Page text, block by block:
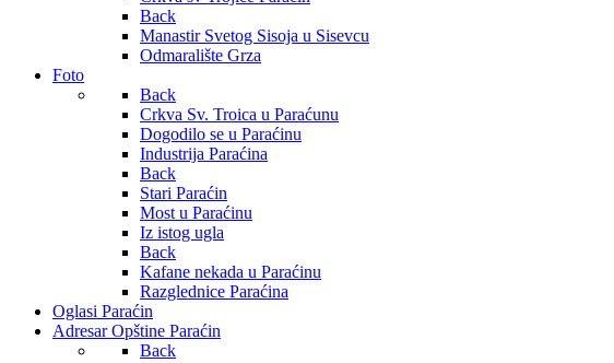
Back
Manastir Svetog Sisoja u Sisevcu
Odmaralište Grza
Foto
Back
Crkva Sv. Troica u Paraćunu
Dogodilo se u Paraćinu
Industrija Paraćina
Back
Stari Paraćin
Most u Paraćinu
Iz istog ugla
Back
Kafane nekada u Paraćinu
Razglednice Paraćina
Oglasi Paraćin
Adresar Opštine Paraćin
Back